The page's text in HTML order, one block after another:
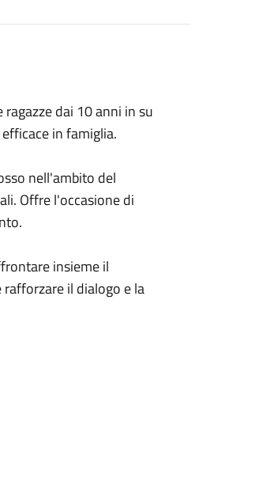
dai 10 anni in su
in famiglia.
nell'ambito del
Offre l'occasione di
insieme il
il dialogo e la